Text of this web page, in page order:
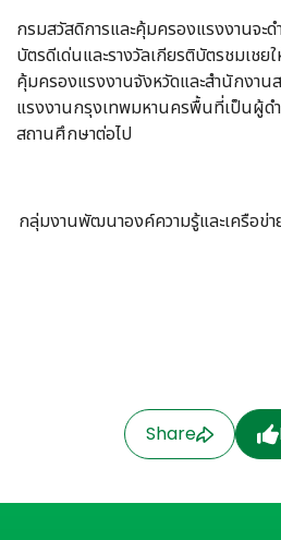
กรมสวัสดิการและคุ้มครองแรงงานจะ
บัตรดีเด่นและรางวัลเกียรติบัตรชมเชย
คุ้มครองแรงงานจังหวัดและสำนักงาน
แรงงานกรุงเทพมหานครพื้นที่เป็นผู้ด
สถานศึกษาต่อไป
กลุ่มงานพัฒนาองค์ความรู้และเครือข่
Share